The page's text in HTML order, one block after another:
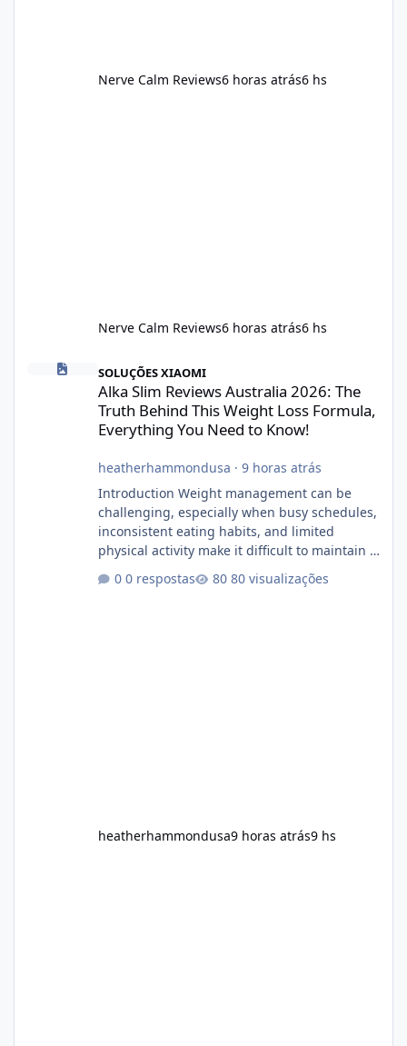
Nerve Calm Reviews6 horas atrás6 hs
Nerve Calm Reviews6 horas atrás6 hs
SOLUÇÕES XIAOMI
Alka Slim Reviews Australia 2026: The
Truth Behind This Weight Loss Formula,
Everything You Need to Know!
heatherhammondusa · 9 horas atrás
Introduction Weight management can be
challenging, especially when busy schedules,
inconsistent eating habits, and limited
physical activity make it difficult to maintain a
for dietary supplements that may
0 respostas 80 visualizações
heatherhammondusa9 horas atrás9 hs